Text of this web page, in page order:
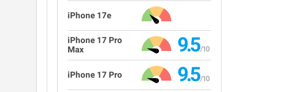
iPhone 17e
iPhone 17 Pro
Max
9.5
iPhone 17 Pro 9.5